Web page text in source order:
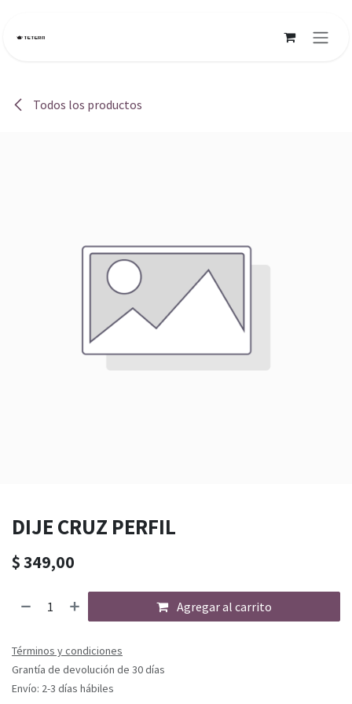
Todos los productos
DIJE CRUZ PERFIL
$349,00
Agregar al carrito
Términos y condiciones
Grantía de devolución de 30 días
Envío: 2-3 días hábiles